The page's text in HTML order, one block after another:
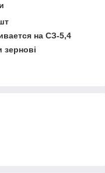
на СЗ-5,4
зернові